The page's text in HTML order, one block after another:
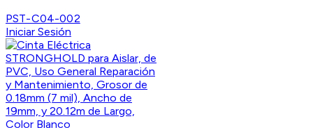
PST-C04-002
Iniciar Sesión